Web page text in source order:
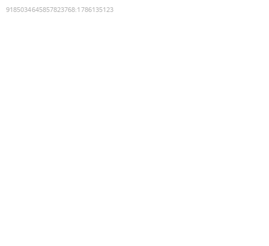
9185034645857823768:1786135123